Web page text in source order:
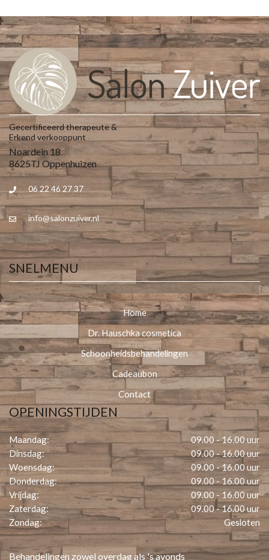
Gecertificeerd therapeute &
Erkend verkooppunt
Noardein 18
8625TJ Oppenhuizen
06 22 46 27 37
info@salonzuiver.nl
SNELMENU
Home
Dr. Hauschka cosmetica
Schoonheidsbehandelingen
Cadeaubon
Contact
OPENINGSTIJDEN
Maandag:
Dinsdag:
Woensdag:
Donderdag:
Vrijdag:
Zaterdag:
Zondag:
09.00 - 16.00 uur
09.00 - 16.00 uur
09.00 - 16.00 uur
09.00 - 16.00 uur
09.00 - 16.00 uur
09.00 - 16.00 uur
Gesloten
Behandelingen zowel overdag als 's avonds